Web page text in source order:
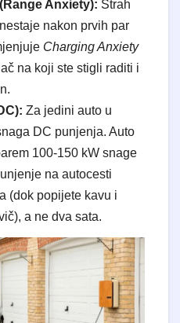
Anxiety): Strah
nakon prvih par
Charging Anxiety
na koji ste stigli raditi i
Za jedini auto u
DC punjenja. Auto
100-150 kW snage
na autocesti
(dok popijete kavu i
a ne dva sata.